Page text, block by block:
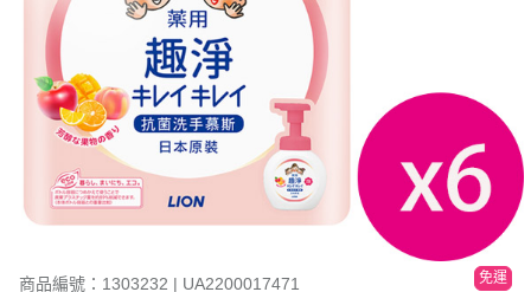
商品編號：1303232 | UA2200017471 免運